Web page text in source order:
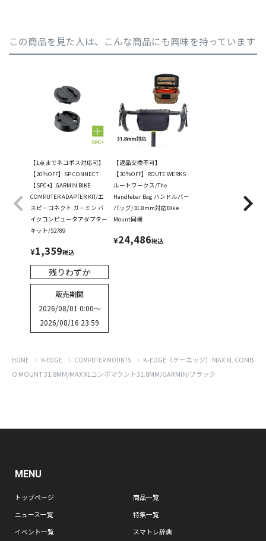
この商品を見た人は、こんな商品にも興味を持っています
【1点までネコポス対応可】
【20％OFF】SP CONNECT
【SPC+】GARMIN BIKE
COMPUTER ADAPTER KIT/エ
スピーコネクト ガーミン バ
イクコンピュータアダプター
キット/52789
¥1,359税込
残りわずか
販売期間
2026/08/01 0:00〜
2026/08/16 23:59
【返品交換不可】
【30％OFF】ROUTE WERKS
ルートワークス/The
Handlebar Bag ハンドルバー
バッグ/31.8mm対応Bike
Mount同梱
¥24,486税込
HOME K-EDGE COMPUTER MOUNTS
K-EDGE（ケーエッジ）MAX XL COMB
O MOUNT 31.8MM/MAX XLコンボマウント31.8MM/GARMIN/ブラック
MENU
トップページ
商品一覧
ニュース一覧
特集一覧
イベント一覧
スマトレ辞典